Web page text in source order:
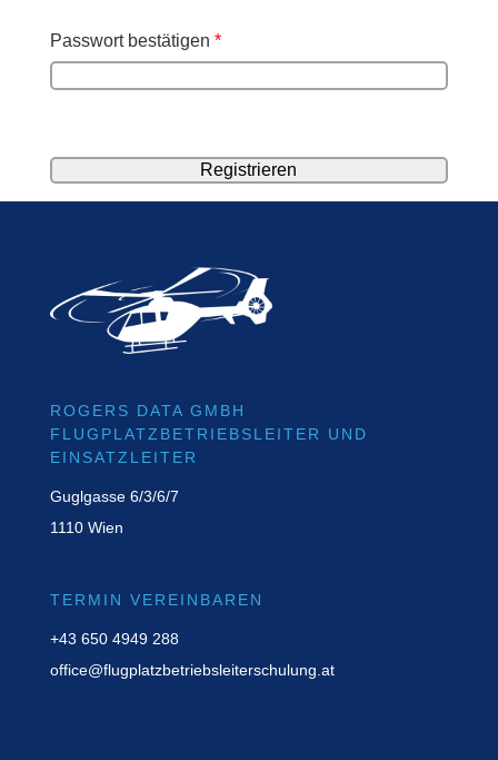
Passwort bestätigen *
ROGERS DATA GMBH
FLUGPLATZBETRIEBSLEITER UND
EINSATZLEITER
Guglgasse 6/3/6/7
1110 Wien
TERMIN VEREINBAREN
+43 650 4949 288
office@flugplatzbetriebsleiterschulung.at